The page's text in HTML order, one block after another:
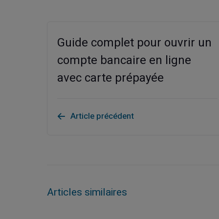
Guide complet pour ouvrir un
compte bancaire en ligne
avec carte prépayée
Article précédent
Articles similaires